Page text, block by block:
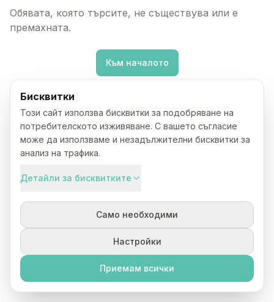
Обявата, която търсите, не съществува или е
премахната.
Към началото
Бисквитки
Този сайт използва бисквитки за подобряване на
потребителското изживяване. С вашето съгласие
може да използваме и незадължителни бисквитки за
анализ на трафика.
Детайли за бисквитките
Само необходими
Настройки
Приемам всички